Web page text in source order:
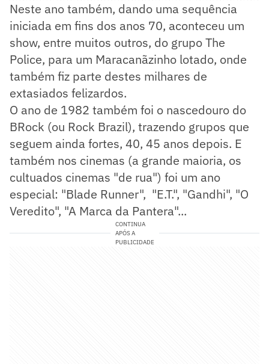
Neste ano também, dando uma sequência
iniciada em fins dos anos 70, aconteceu um
show, entre muitos outros, do grupo The
Police, para um Maracanãzinho lotado, onde
também fiz parte destes milhares de
extasiados felizardos.
O ano de 1982 também foi o nascedouro do
BRock (ou Rock Brazil), trazendo grupos que
seguem ainda fortes, 40, 45 anos depois. E
também nos cinemas (a grande maioria, os
cultuados cinemas "de rua") foi um ano
especial: "Blade Runner", "E.T.", "Gandhi", "O
Veredito", "A Marca da Pantera"...
CONTINUA
APÓS A
PUBLICIDADE